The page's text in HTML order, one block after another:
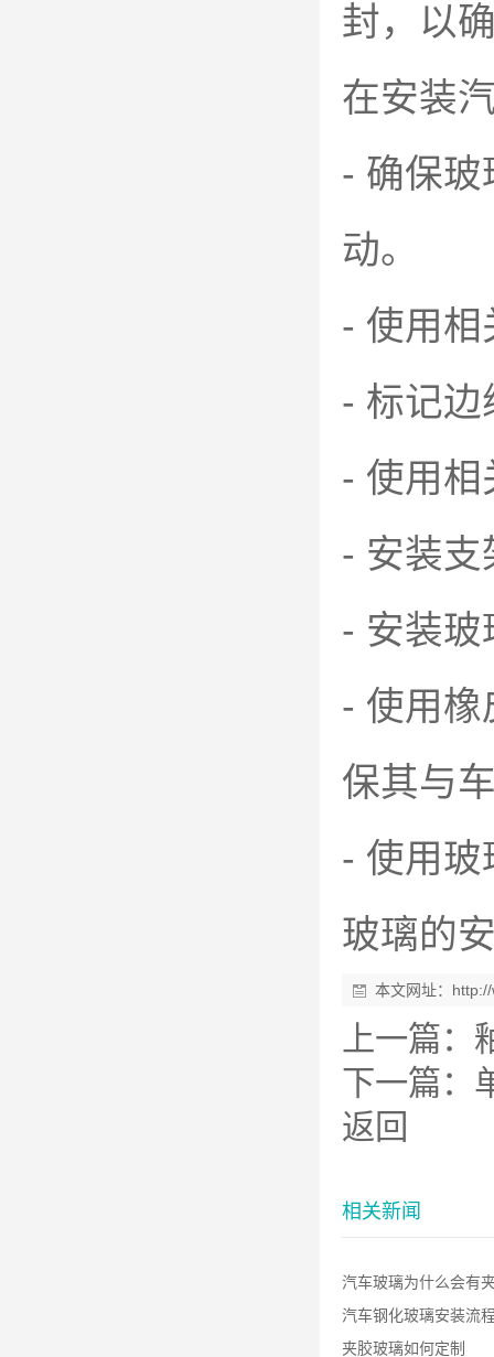
封，以
在安装
- 确保玻
动。
- 使用相
- 标记边
- 使用相
- 安装支
- 安装玻
- 使用橡
保其与
- 使用玻
玻璃的
本文网址：
上一篇：
下一篇：
返回
相关新闻
汽车玻璃为什么会有
汽车钢化玻璃安装流
夹胶玻璃如何定制